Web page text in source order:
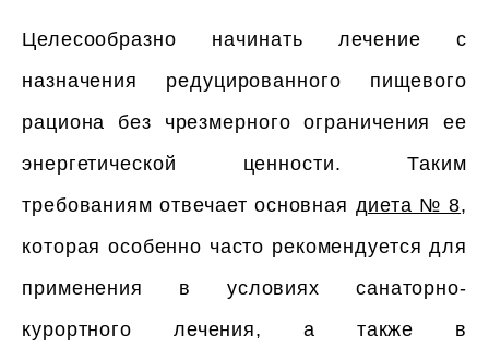
Целесообразно начинать лечение с
назначения редуцированного пищевого
рациона без чрезмерного ограничения ее
энергетической ценности. Таким
требованиям отвечает основная диета № 8,
которая особенно часто рекомендуется для
применения в условиях санаторно-
курортного лечения, а также в